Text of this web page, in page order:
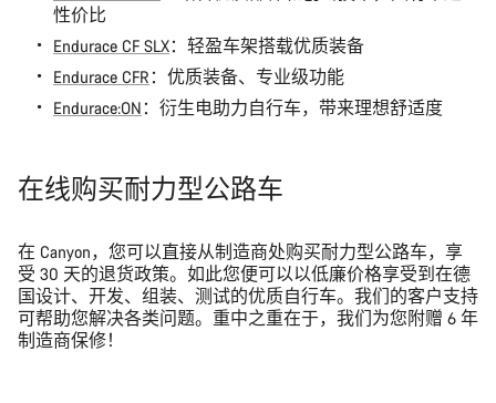
性价比
Endurace CF SLX：轻盈车架搭载优质装备
Endurace CFR ：优质装备、专业级功能
Endurace:ON ：衍生电助力自行车，带来理想舒适度
在线购买耐力型公路车
在 Canyon，您可以直接从制造商处购买耐力型公路车，享
受 30 天的退货政策。如此您便可以以低廉价格享受到在德
国设计、开发、组装、测试的优质自行车。我们的客户支持
可帮助您解决各类问题。重中之重在于，我们为您附赠 6 年
制造商保修！